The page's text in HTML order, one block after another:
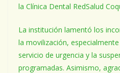
la Clínica Dental RedSalud
La institución lamentó los
la movilización,
servicio de urgencia y la
programadas. Asimismo,